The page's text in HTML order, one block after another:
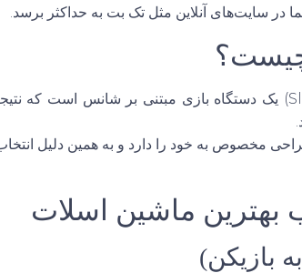
در سایت‌های آنلاین مثل تک بت به حداکثر برسد.
مخصوص به خود را دارد و به همین دلیل
بهترین ماشین اسلات